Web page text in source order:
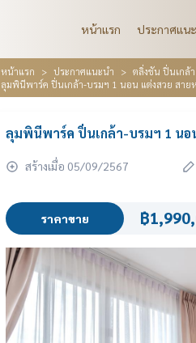
หน้าแรก ประกาศแน
หน้าแรก ประกาศแนะนำ ตลิ่งชัน ปิ่นเกล้
ลุมพินีพาร์ค ปิ่นเกล้า-บรมฯ 1 นอน แต่งสวย สาย
ลุมพินีพาร์ค ปิ่นเกล้า-บรมฯ 1 นอ
สร้างเมื่อ 05/09/2567
ราคาขาย ฿